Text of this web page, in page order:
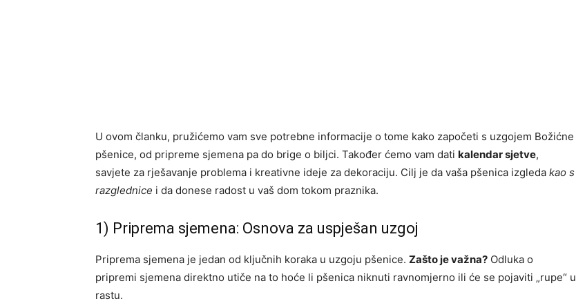
U ovom članku, pružićemo vam sve potrebne informacije o tome kako započeti s uzgojem Božićne
pšenice, od pripreme sjemena pa do brige o biljci. Također ćemo vam dati kalendar sjetve,
savjete za rješavanje problema i kreativne ideje za dekoraciju. Cilj je da vaša pšenica izgleda kao s
razglednice i da donese radost u vaš dom tokom praznika.
1) Priprema sjemena: Osnova za uspješan uzgoj
Priprema sjemena je jedan od ključnih koraka u uzgoju pšenice. Zašto je važna? Odluka o
pripremi sjemena direktno utiče na to hoće li pšenica niknuti ravnomjerno ili će se pojaviti „rupe“ u
rastu.